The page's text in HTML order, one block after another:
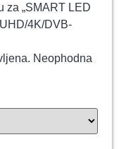
za „SMART LED
4K/DVB-
Neophodna